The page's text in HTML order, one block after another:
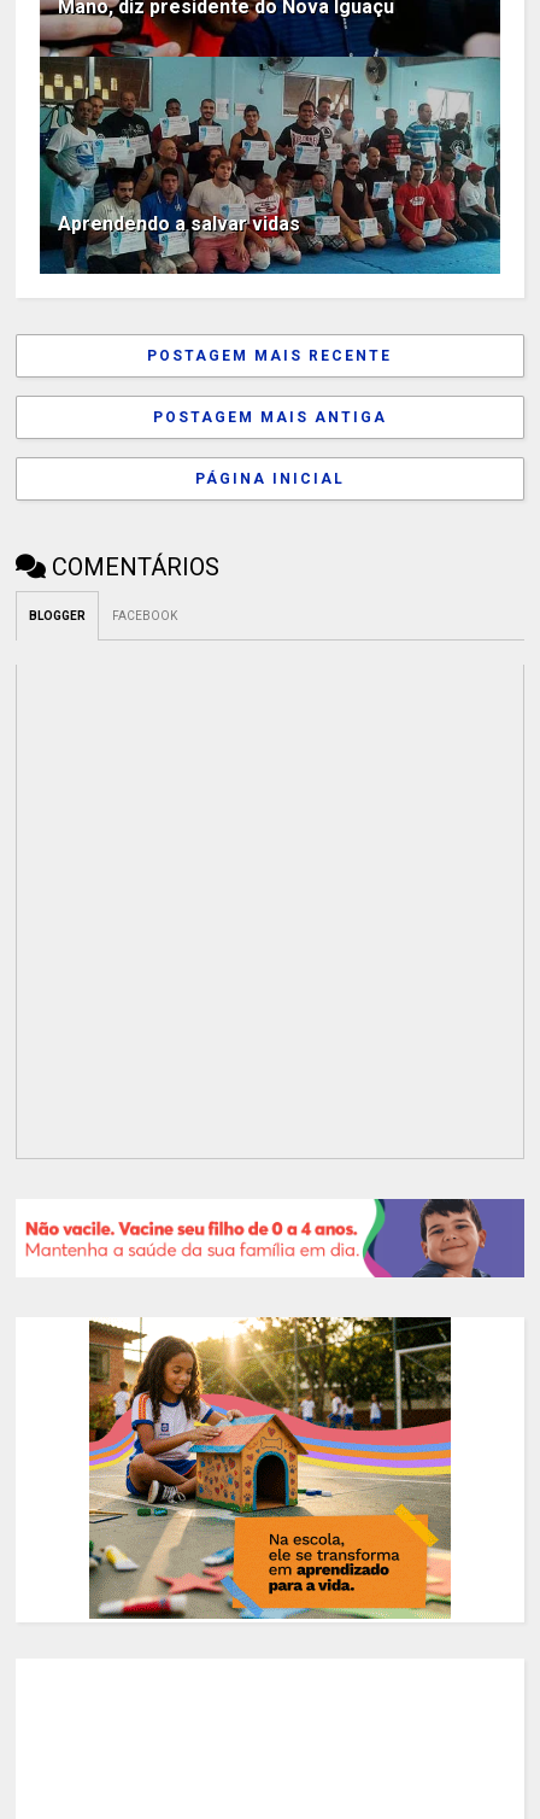
Mano, diz presidente do Nova Iguaçu
Aprendendo a salvar vidas
POSTAGEM MAIS RECENTE
POSTAGEM MAIS ANTIGA
PÁGINA INICIAL
COMENTÁRIOS
BLOGGER FACEBOOK